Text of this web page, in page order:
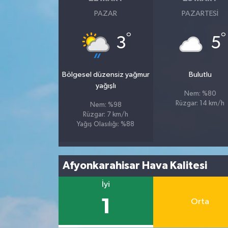
PAZAR
3°
Bölgesel düzensiz yağmur
yağışlı
Nem: %98
Rüzgar: 7 km/h
Yağış Olasılığı: %88
PAZARTESI
5°
Bulutlu
Nem: %80
Rüzgar: 14 km/h
Afyonkarahisar Hava Kalitesi
İyi
1 Orta
Tüm Haberler
Videolu Haberler
Tüm Haberler